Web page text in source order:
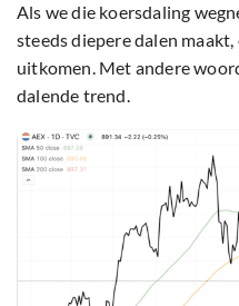
Als we die koersdaling
steeds diepere dalen
uitkomen. Met andere
dalende trend.